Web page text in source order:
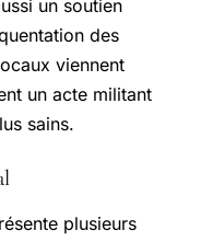
un soutien
des
viennent
un acte militant
sains.
plusieurs